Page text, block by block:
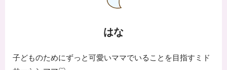
はな
子どものためにずっと可愛いママでいることを目指すミド